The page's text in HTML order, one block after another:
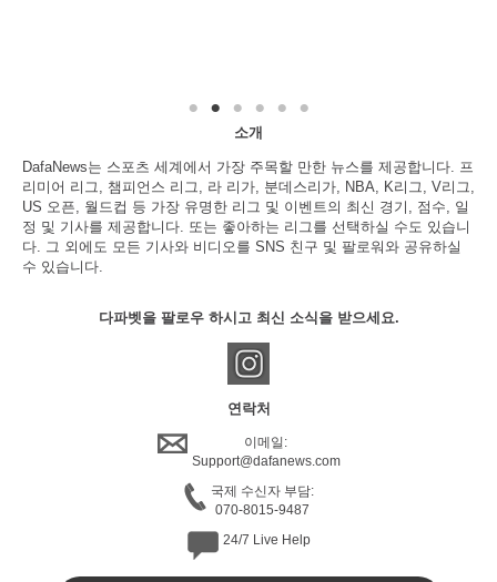
소개
DafaNews는 스포츠 세계에서 가장 주목할 만한 뉴스를 제공합니다. 프
리미어 리그, 챔피언스 리그, 라 리가, 분데스리가, NBA, K리그, V리그,
US 오픈, 월드컵 등 가장 유명한 리그 및 이벤트의 최신 경기, 점수, 일
정 및 기사를 제공합니다. 또는 좋아하는 리그를 선택하실 수도 있습니
다. 그 외에도 모든 기사와 비디오를 SNS 친구 및 팔로워와 공유하실
수 있습니다.
다파벳을 팔로우 하시고 최신 소식을 받으세요.
연락처
이메일:
Support@dafanews.com
국제 수신자 부담:
070-8015-9487
24/7 Live Help